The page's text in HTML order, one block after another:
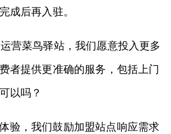
成后再入驻。
营菜鸟驿站，我们愿意投入更多
者提供更准确的服务，包括上门
以吗？
验，我们鼓励加盟站点响应需求